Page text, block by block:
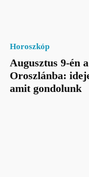
Horoszkóp
Augusztus 9-én
Oroszlánba:
amit gondolunk